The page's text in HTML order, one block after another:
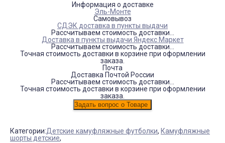
Информация о доставке
Эль-Монте
Самовывоз
СДЭК доставка в пункты выдачи
Рассчитываем стоимость доставки...
Доставка в пункты выдачи Яндекс Маркет
Рассчитываем стоимость доставки...
Точная стоимость доставки в корзине при оформлении
заказа.
Почта
Доставка Почтой России
Рассчитываем стоимость доставки...
Точная стоимость доставки в корзине при оформлении
заказа.
Категории:Детские камуфляжные футболки, Камуфляжные
шорты детские,